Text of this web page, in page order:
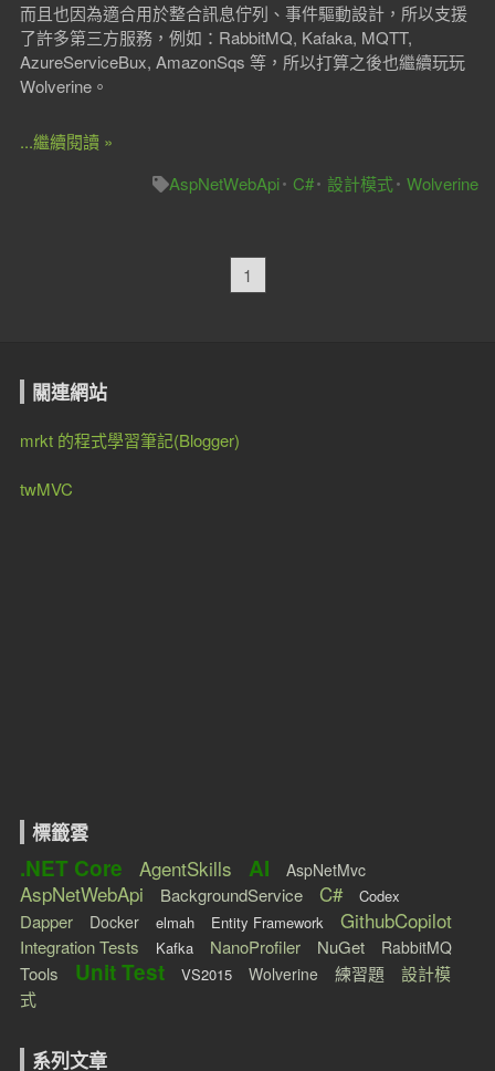
而且也因為適合用於整合訊息佇列、事件驅動設計，所以支援
了許多第三方服務，例如：RabbitMQ, Kafaka, MQTT,
AzureServiceBux, AmazonSqs 等，所以打算之後也繼續玩玩
Wolverine。
...繼續閱讀 »
AspNetWebApi
C# 設計模式 Wolverine
1
關連網站
mrkt 的程式學習筆記(Blogger)
twMVC
標籤雲
.NET Core AgentSkills AI AspNetMvc
AspNetWebApi BackgroundService C# Codex
Dapper Docker elmah Entity Framework GithubCopilot
Integration Tests Kafka NanoProfiler NuGet RabbitMQ
Tools Unit Test VS2015 Wolverine 練習題
設計模
式
系列文章